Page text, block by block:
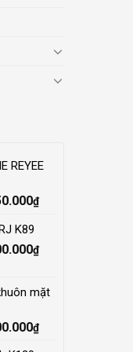
REYEE
₫Current
1.250.000₫.
K89
₫Current
2.800.000₫.
mặt
₫Current